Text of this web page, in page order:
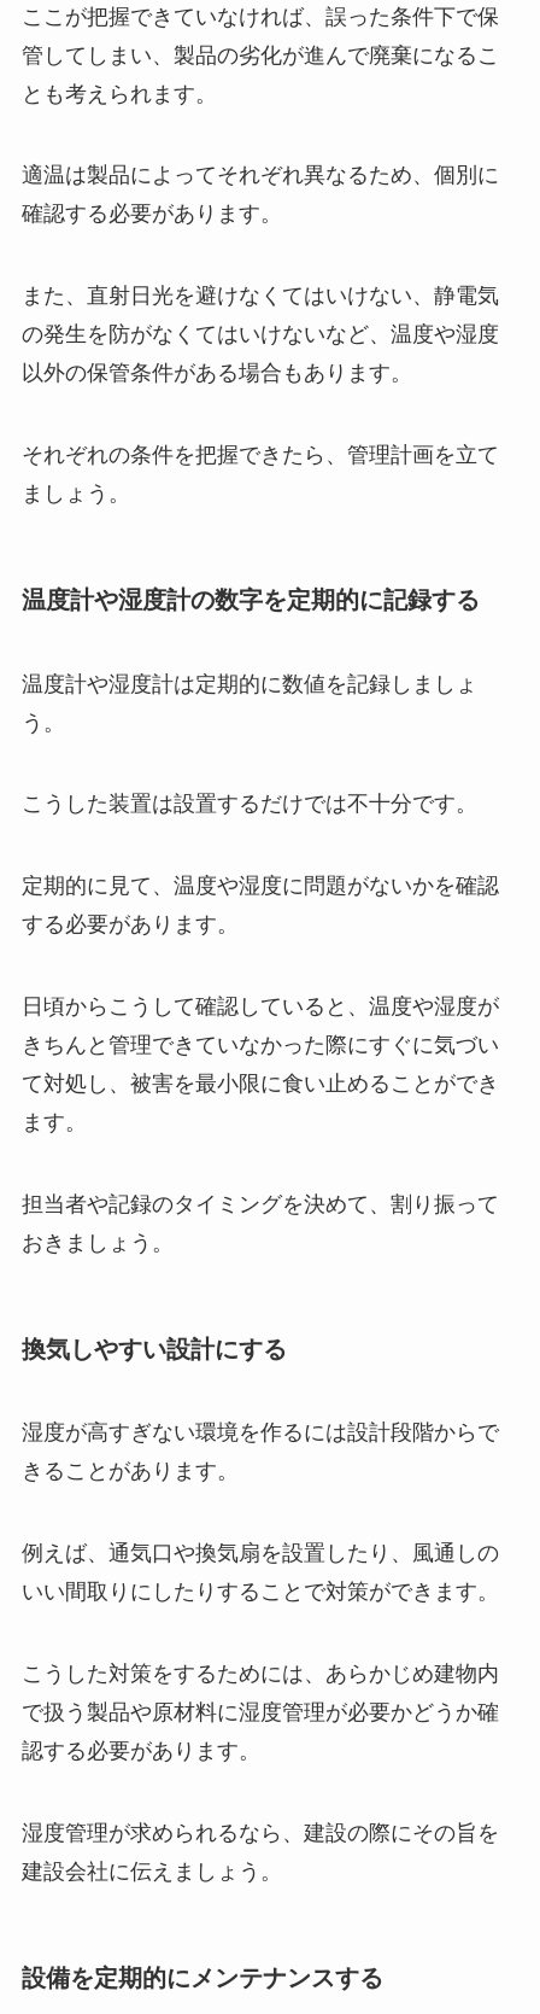
ここが把握できていなければ、誤った条件下で保
管してしまい、製品の劣化が進んで廃棄になるこ
とも考えられます。
適温は製品によってそれぞれ異なるため、個別に
確認する必要があります。
また、直射日光を避けなくてはいけない、静電気
の発生を防がなくてはいけないなど、温度や湿度
以外の保管条件がある場合もあります。
それぞれの条件を把握できたら、管理計画を立て
ましょう。
温度計や湿度計の数字を定期的に記録する
温度計や湿度計は定期的に数値を記録しましょ
う。
こうした装置は設置するだけでは不十分です。
定期的に見て、温度や湿度に問題がないかを確認
する必要があります。
日頃からこうして確認していると、温度や湿度が
きちんと管理できていなかった際にすぐに気づい
て対処し、被害を最小限に食い止めることができ
ます。
担当者や記録のタイミングを決めて、割り振って
おきましょう。
換気しやすい設計にする
湿度が高すぎない環境を作るには設計段階からで
きることがあります。
例えば、通気口や換気扇を設置したり、風通しの
いい間取りにしたりすることで対策ができます。
こうした対策をするためには、あらかじめ建物内
で扱う製品や原材料に湿度管理が必要かどうか確
認する必要があります。
湿度管理が求められるなら、建設の際にその旨を
建設会社に伝えましょう。
設備を定期的にメンテナンスする